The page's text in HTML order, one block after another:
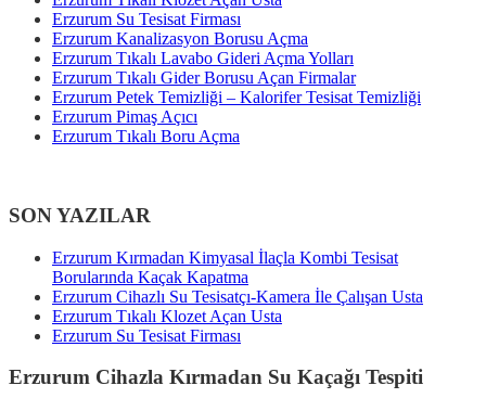
Erzurum Su Tesisat Firması
Erzurum Kanalizasyon Borusu Açma
Erzurum Tıkalı Lavabo Gideri Açma Yolları
Erzurum Tıkalı Gider Borusu Açan Firmalar
Erzurum Petek Temizliği – Kalorifer Tesisat Temizliği
Erzurum Pimaş Açıcı
Erzurum Tıkalı Boru Açma
SON YAZILAR
Erzurum Kırmadan Kimyasal İlaçla Kombi Tesisat
Borularında Kaçak Kapatma
Erzurum Cihazlı Su Tesisatçı-Kamera İle Çalışan Usta
Erzurum Tıkalı Klozet Açan Usta
Erzurum Su Tesisat Firması
Erzurum Cihazla Kırmadan Su Kaçağı Tespiti